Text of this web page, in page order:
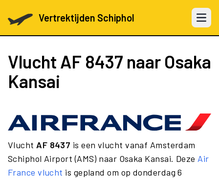
Vertrektijden Schiphol Open
Vlucht AF 8437 naar Osaka
Kansai
Vlucht AF 8437 is een vlucht vanaf Amsterdam
Schiphol Airport (AMS) naar Osaka Kansai. Deze Air
France vlucht is gepland om op donderdag 6